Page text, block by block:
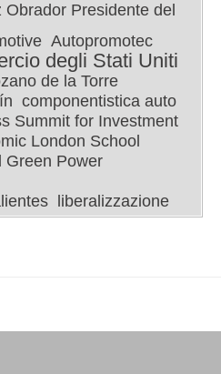
Presidente del
Autopromotec
degli Stati Uniti
de la Torre
componentistica auto
Summit for Investment
London School
Green Power
liberalizzazione